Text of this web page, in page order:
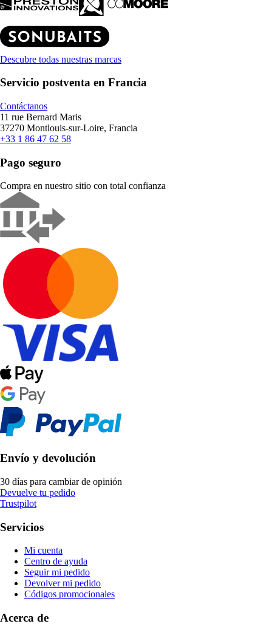
Descubre todas nuestras marcas
Servicio postventa en Francia
Contáctanos
11 rue Bernard Maris
37270 Montlouis-sur-Loire, Francia
+33 1 86 47 62 58
Pago seguro
Compra en nuestro sitio con total confianza
Envío y devolución
30 días para cambiar de opinión
Devuelve tu pedido
Trustpilot
Servicios
Mi cuenta
Centro de ayuda
Seguir mi pedido
Devolver mi pedido
Códigos promocionales
Acerca de